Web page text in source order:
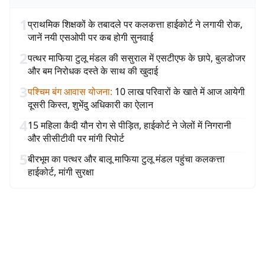
1प्राथमिक शिक्षकों के तबादले पर कलकत्ता हाईकोर्ट ने लगायी रोक,
जानें नयी एसओपी पर कब होगी सुनवाई
2पत्थर माफिया टुलू मंडल की ससुराल में एसटीएफ के छापे, बुलडोजर
और बम निरोधक दस्ते के साथ की खुदाई
3पश्चिम बंग आवास योजना: 10 लाख परिवारों के खाते में आज आयेगी
दूसरी किस्त, शुभेंदु अधिकारी का ऐलान
415 महिला कैदी यौन रोग से पीड़ित, हाईकोर्ट ने जेलों में निगरानी
और सीसीटीवी पर मांगी रिपोर्ट
5बीरभूम का पत्थर और बालू माफिया टुलू मंडल पहुंचा कलकत्ता
हाईकोर्ट, मांगी सुरक्षा